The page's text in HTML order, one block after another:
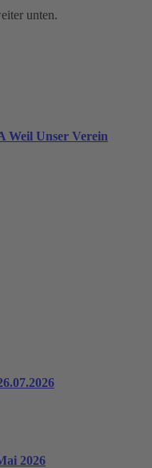
unten.
Weil Unser Verein
2026